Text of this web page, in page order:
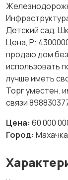
Детский сад,
Цена, Р:
продаю дом
использовать
лучше иметь
Торг уместен.
связи
Цена: 60 000
Город: